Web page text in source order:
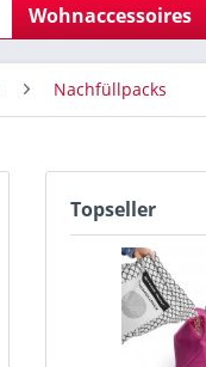
Wohnaccessoires
Nachfüllpacks
Topseller